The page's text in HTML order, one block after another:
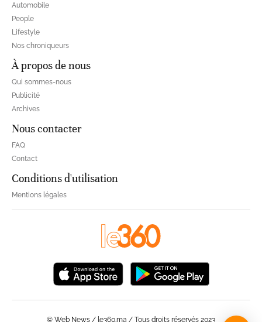
Automobile
People
Lifestyle
Nos chroniqueurs
À propos de nous
Qui sommes-nous
Publicité
Archives
Nous contacter
FAQ
Contact
Conditions d'utilisation
Mentions légales
© Web News / le360.ma / Tous droits réservés 2023